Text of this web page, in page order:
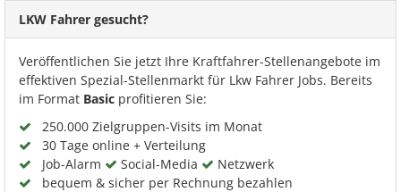
LKW Fahrer gesucht?
Veröffentlichen Sie jetzt Ihre Kraftfahrer-Stellenangebote im
effektiven Spezial-Stellenmarkt für Lkw Fahrer Jobs. Bereits
im Format Basic profitieren Sie:
250.000 Zielgruppen-Visits im Monat
30 Tage online + Verteilung
Job-Alarm
Social-Media
Netzwerk
bequem & sicher per Rechnung bezahlen